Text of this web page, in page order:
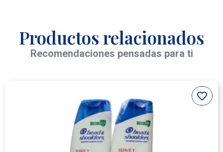
Productos relacionados
Recomendaciones pensadas para ti